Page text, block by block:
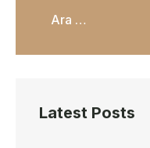
Latest Posts